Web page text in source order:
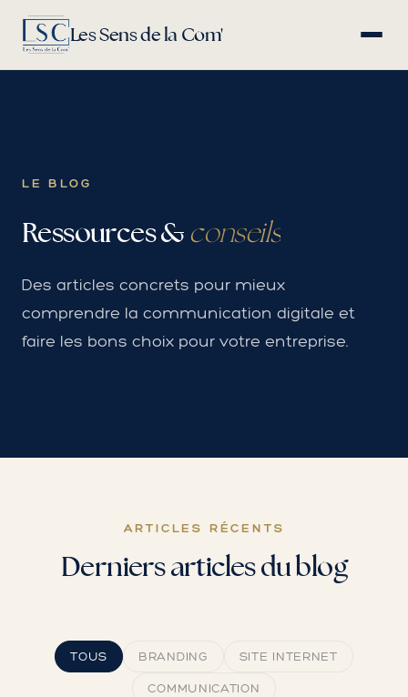
Les Sens de la Com'
LE BLOG
Ressources &conseils
Des articles concrets pour mieux
comprendre la communication digitale et
faire les bons choix pour votre entreprise.
ARTICLES RÉCENTS
Derniers articles du blog
TOUS BRANDING SITE INTERNET
COMMUNICATION